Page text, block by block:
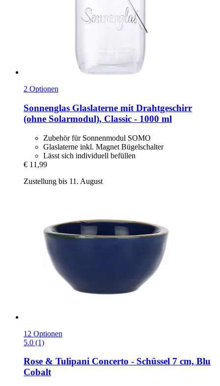
2 Optionen
Sonnenglas Glaslaterne mit Drahtgeschirr
(ohne Solarmodul), Classic -​ 1000 ml
Zubehör für Sonnenmodul SOMO
Glaslaterne inkl. Magnet Bügelschalter
Lässt sich individuell befüllen
€ 11,99
Zustellung bis 11. August
12 Optionen
5.0 (1)
Rose & Tulipani Concerto -​ Schüssel 7 cm, Blu
Cobalt